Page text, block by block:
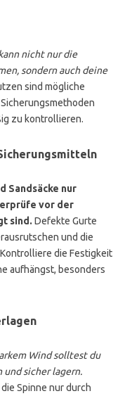
nicht nur die
sondern auch deine
sind mögliche
zu kontrollieren.
Sandsäcke nur
vor der
sind. Defekte Gurte
und die
die Festigkeit
aufhängst, besonders
Wind solltest du
und sicher lagern.
Spinne nur durch